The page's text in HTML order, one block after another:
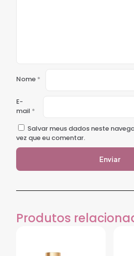
Nome *
E-
mail *
Salvar meus dados neste
vez que eu comentar.
Produtos